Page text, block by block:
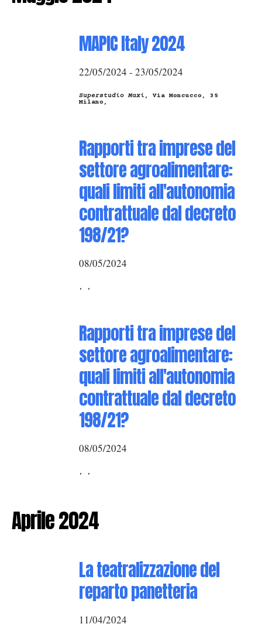
MAPIC Italy 2024
22/05/2024 - 23/05/2024
Superstudio Maxi , Via Moncucco, 35
Milano,
Rapporti tra imprese del
settore agroalimentare:
quali limiti all'autonomia
contrattuale dal decreto
198/21?
08/05/2024
, ,
Rapporti tra imprese del
settore agroalimentare:
quali limiti all'autonomia
contrattuale dal decreto
198/21?
08/05/2024
, ,
Aprile 2024
La teatralizzazione del
reparto panetteria
11/04/2024